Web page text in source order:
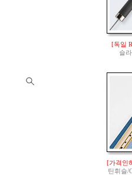
[독일
슬
[가격인
틴휘슬/